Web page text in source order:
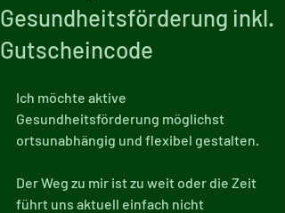
Gesundheitsförderung inkl.
Gutscheincode
Ich möchte aktive
Gesundheitsförderung möglichst
ortsunabhängig und flexibel gestalten.
Der Weg zu mir ist zu weit oder die Zeit
führt uns aktuell einfach nicht